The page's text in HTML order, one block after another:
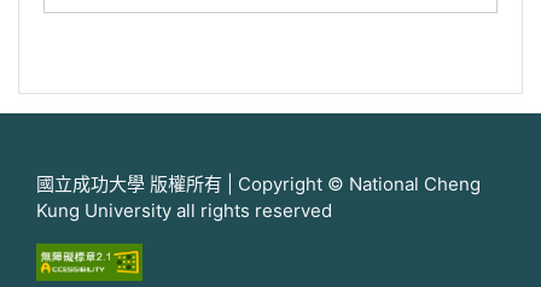
國立成功大學 版權所有 | Copyright © National Cheng
Kung University all rights reserved